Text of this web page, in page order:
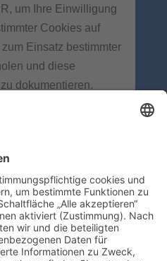
um Ihre Einwilligung
Cookies auf
zum Einsatz bestimmter
und diese
dokumentieren.
die Hu-manity Rights
08540, USA
wird eine
von Hu-manity
um Ihre
Erklärungen